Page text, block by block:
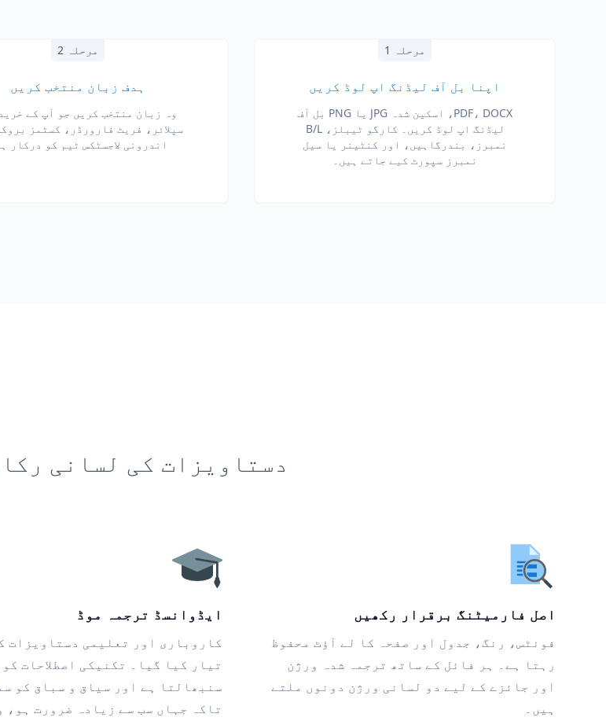
مرحلہ 1
اپنا بل آف لیڈنگ اپ لوڈ کریں
PDF، DOCX، اسکین شدہ JPG یا PNG بل آف
لیڈنگ اپ لوڈ کریں۔ کارگو ٹیبلز، B/L
نمبرز، بندرگاہیں، اور کنٹینر یا سیل
نمبرز سپورٹ کیے جاتے ہیں۔
مرحلہ 2
ہدف زبان منتخب کریں
وہ زبان منتخب کریں جو آپ کے
سپلائر، فریٹ فارورڈر، کسٹمز
اندرونی لاجسٹکس ٹیم کو درکار
دستاویزات کی لسانی
اصل فارمیٹنگ برقرار رکھیں
فونٹس، رنگ، جدول اور صفحہ کا لے آؤٹ محفوظ
رہتا ہے۔ ہر فائل کے ساتھ ترجمہ شدہ ورژن
اور جائزے کے لیے دو لسانی ورژن دونوں ملتے
ہیں۔
ایڈوانسڈ ترجمہ موڈ
کاروباری اور تعلیمی دستاویزات
تیار کیا گیا۔ تکنیکی اصطلاحات
سنبھالتا ہے اور سیاق و سباق کو
تاکہ جہاں سب سے زیادہ ضرورت ہو،